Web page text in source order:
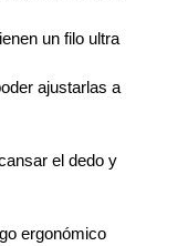
un filo ultra
ajustarlas a
el dedo y
ergonómico